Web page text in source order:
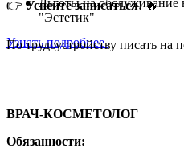
👉 Успейте записаться!🔥
Узнать подробнее
"Эстетик"
По трудоустройству писать на
ВРАЧ-КОСМЕТОЛОГ
Обязанности: